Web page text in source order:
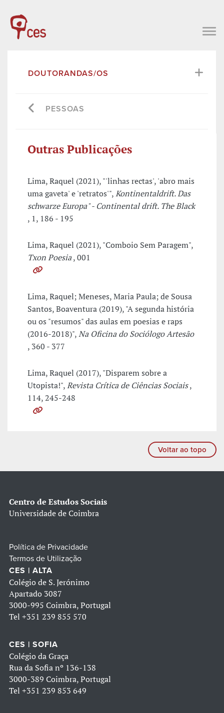
DOUTORANDAS/OS
PESSOAS
Outras Publicações
Lima, Raquel (2021), "'linhas rectas', 'abro mais
uma gaveta' e 'retratos'",Kontinentaldrift. Das
schwarze Europa" - Continental drift. The Black
, 1, 186 - 195
Lima, Raquel (2021), "Comboio Sem Paragem",
Txon Poesia, 001
Lima, Raquel; Meneses, Maria Paula; de Sousa
Santos, Boaventura (2019), "A segunda história
ou os "resumos" das aulas em poesias e raps
(2016-2018)",Na Oficina do Sociólogo Artesão
, 360 - 377
Lima, Raquel (2017), "Disparem sobre a
Utopista!",Revista Crítica de Ciências Sociais,
114, 245-248
Voltar ao topo
Centro de Estudos Sociais
Universidade de Coimbra
Política de Privacidade
Termos de Utilização
CES | ALTA
Colégio de S. Jerónimo
Apartado 3087
3000-995 Coimbra, Portugal
Tel +351 239 855 570
CES | SOFIA
Colégio da Graça
Rua da Sofia nº 136-138
3000-389 Coimbra, Portugal
Tel +351 239 853 649